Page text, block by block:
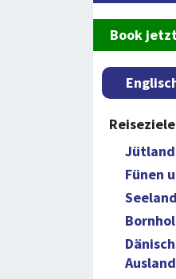
Book
Reiseziele
Jütland
Fünen
Ausland